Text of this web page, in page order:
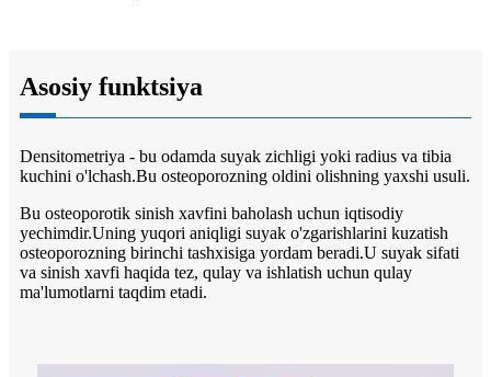
Asosiy funktsiya
Densitometriya - bu odamda suyak zichligi yoki radius va tibia
kuchini o'lchash.Bu osteoporozning oldini olishning yaxshi usuli.
Bu osteoporotik sinish xavfini baholash uchun iqtisodiy
yechimdir.Uning yuqori aniqligi suyak o'zgarishlarini kuzatish
osteoporozning birinchi tashxisiga yordam beradi.U suyak sifati
va sinish xavfi haqida tez, qulay va ishlatish uchun qulay
ma'lumotlarni taqdim etadi.